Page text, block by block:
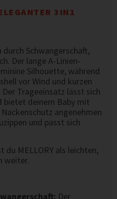
3IN1
Schwangerschaft,
Der lange A-Linien-
Silhouette, während
vor Wind und kurzen
Trageeinsatz lässt sich
bietet deinem Baby mit
angenehmen
und passt sich
du MELLORY als leichten,
weiter.
Der